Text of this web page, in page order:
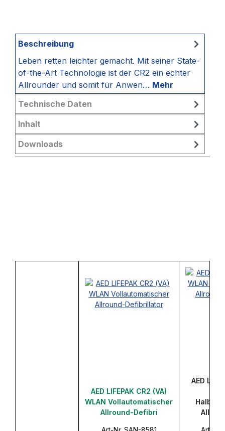
Beschreibung
Leben retten leichter gemacht. Mit seiner State-
of-the-Art Technologie ist der CR2 ein echter
Allrounder und somit für Anwen… Mehr
Technische Daten
Inhalt
Downloads
AED LIFEPAK CR2 (VA)
WLAN Vollautomatischer
Allround-Defibri
AED